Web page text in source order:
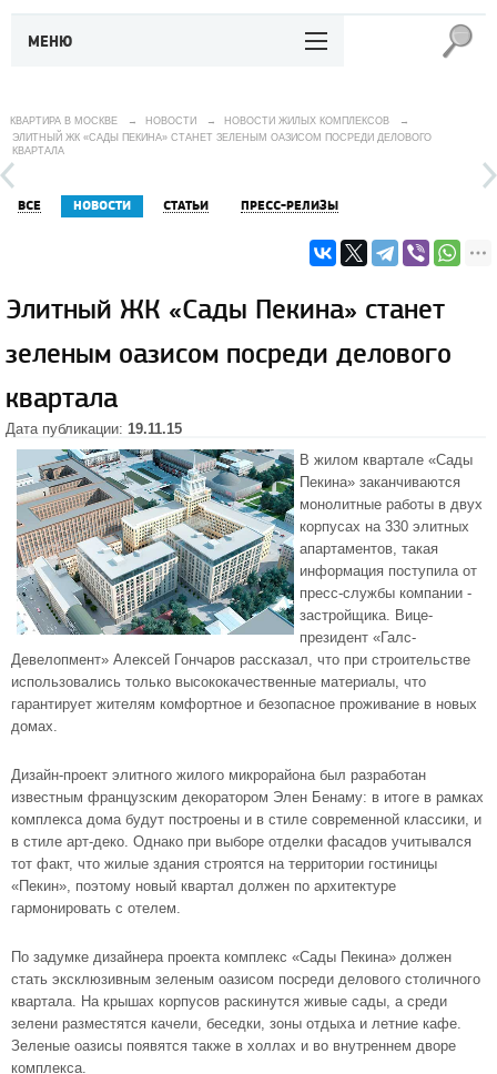
МЕНЮ
КВАРТИРА В МОСКВЕ → НОВОСТИ → НОВОСТИ ЖИЛЫХ КОМПЛЕКСОВ
→
ЭЛИТНЫЙ ЖК «САДЫ ПЕКИНА» СТАНЕТ ЗЕЛЕНЫМ ОАЗИСОМ ПОСРЕДИ ДЕЛОВОГО
КВАРТАЛА
ВСЕ НОВОСТИ СТАТЬИ ПРЕСС-РЕЛИЗЫ
Элитный ЖК «Сады Пекина» станет
зеленым оазисом посреди делового
квартала
Дата публикации: 19.11.15
В жилом квартале «Сады
Пекина» заканчиваются
монолитные работы в двух
корпусах на 330 элитных
апартаментов, такая
информация поступила от
пресс-службы компании -
застройщика. Вице-
президент «Галс-
Девелопмент» Алексей Гончаров рассказал, что при строительстве
использовались только высококачественные материалы, что
гарантирует жителям комфортное и безопасное проживание в новых
домах.
Дизайн-проект элитного жилого микрорайона был разработан
известным французским декоратором Элен Бенаму: в итоге в рамках
комплекса дома будут построены и в стиле современной классики, и
в стиле арт-деко. Однако при выборе отделки фасадов учитывался
тот факт, что жилые здания строятся на территории гостиницы
«Пекин», поэтому новый квартал должен по архитектуре
гармонировать с отелем.
По задумке дизайнера проекта комплекс «Сады Пекина» должен
стать эксклюзивным зеленым оазисом посреди делового столичного
квартала. На крышах корпусов раскинутся живые сады, а среди
зелени разместятся качели, беседки, зоны отдыха и летние кафе.
Зеленые оазисы появятся также в холлах и во внутреннем дворе
комплекса.